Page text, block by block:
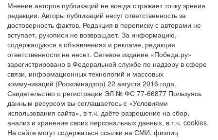
Мнение авторов публикаций не всегда отражает точку зрения
редакции. Авторы публикаций несут ответственность за
достоверность фактов. Редакция в переписку с авторами не
вступает, рукописи не возвращает. За информацию,
содержащуюся в объявлениях и рекламе, редакция
ответственности не несет. Сетевое издание «Победа.ру»
зарегистрировано в Федеральной службе по надзору в сфере
связи, информационных технологий и массовых
коммуникаций (Роскомнадзор) 22 августа 2016 года.
Свидетельство о регистрации ЭЛ № ФС 77-66877 Пользуясь
данным ресурсом вы соглашаетесь с «Условиями
использования сайта», в т.ч. даёте разрешение на сбор,
анализ и хранение своих персональных данных, в т.ч. cookies.
На сайте могут содержаться ссылки на СМИ, физлиц